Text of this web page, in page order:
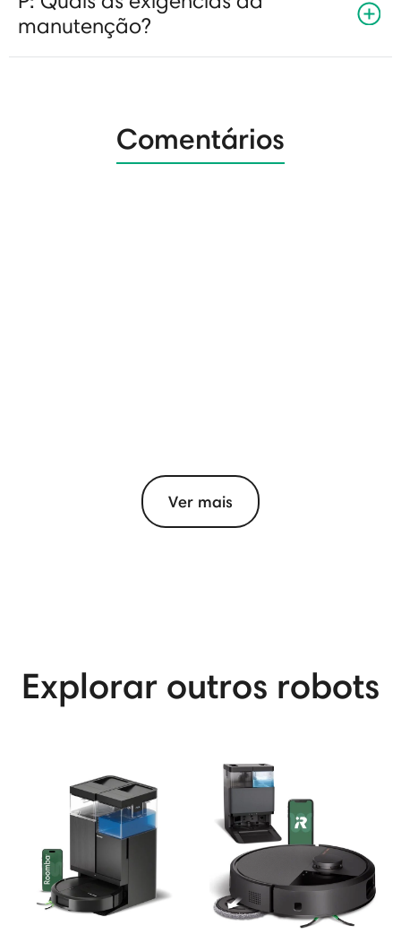
manutenção?
Comentários
Ver mais
Explorar outros robots